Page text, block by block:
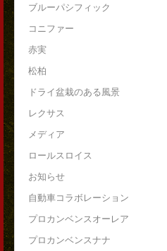
ブルーパシフィック
コニファー
赤実
松柏
ドライ盆栽のある風景
レクサス
メディア
ロールスロイス
お知らせ
自動車コラボレーション
プロカンベンスオーレア
プロカンベンスナナ